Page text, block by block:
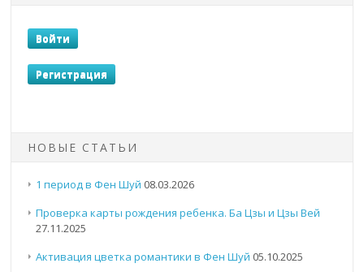
НОВЫЕ СТАТЬИ
1 период в Фен Шуй 08.03.2026
Проверка карты рождения ребенка. Ба Цзы и Цзы Вей
27.11.2025
Активация цветка романтики в Фен Шуй 05.10.2025